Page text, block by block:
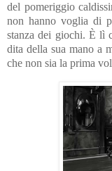
del pomeriggio
non hanno voglia di
stanza dei giochi. È lì
dita della sua mano a
che non sia la prima